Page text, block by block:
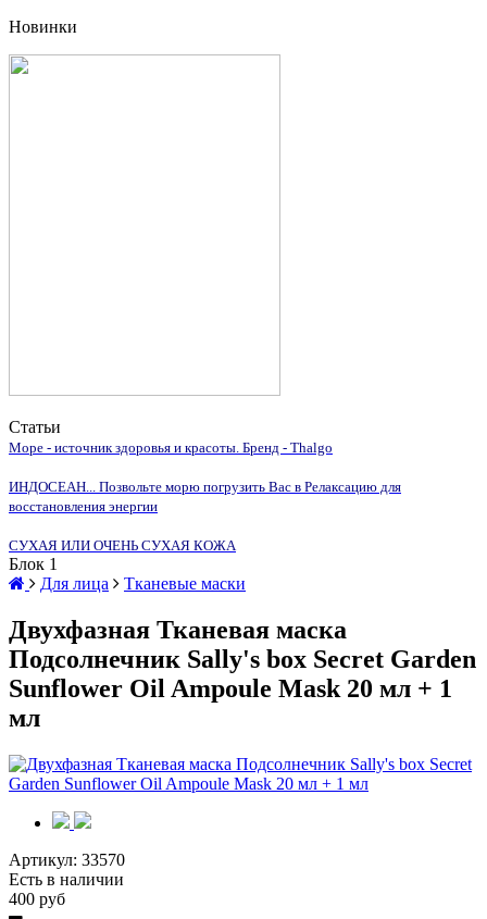
Новинки
Статьи
Море - источник здоровья и красоты. Бренд - Thalgo
ИНДОСЕАН... Позвольте морю погрузить Вас в Релаксацию для
восстановления энергии
СУХАЯ ИЛИ ОЧЕНЬ СУХАЯ КОЖА
Блок 1
Для лица
Тканевые маски
Двухфазная Тканевая маска
Подсолнечник Sally's box Secret Garden
Sunflower Oil Ampoule Mask 20 мл + 1
мл
Артикул: 33570
Есть в наличии
400 руб